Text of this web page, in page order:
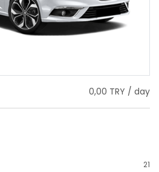
0,00 TRY / day
21